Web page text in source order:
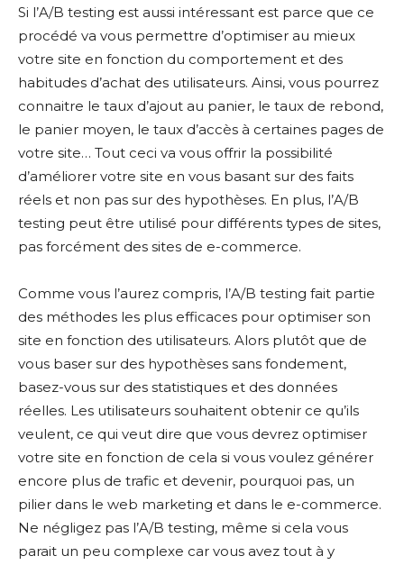
Si l’A/B testing est aussi intéressant est parce que ce
procédé va vous permettre d’optimiser au mieux
votre site en fonction du comportement et des
habitudes d’achat des utilisateurs. Ainsi, vous pourrez
connaitre le taux d’ajout au panier, le taux de rebond,
le panier moyen, le taux d’accès à certaines pages de
votre site… Tout ceci va vous offrir la possibilité
d’améliorer votre site en vous basant sur des faits
réels et non pas sur des hypothèses. En plus, l’A/B
testing peut être utilisé pour différents types de sites,
pas forcément des sites de e-commerce.
Comme vous l’aurez compris, l’A/B testing fait partie
des méthodes les plus efficaces pour optimiser son
site en fonction des utilisateurs. Alors plutôt que de
vous baser sur des hypothèses sans fondement,
basez-vous sur des statistiques et des données
réelles. Les utilisateurs souhaitent obtenir ce qu’ils
veulent, ce qui veut dire que vous devrez optimiser
votre site en fonction de cela si vous voulez générer
encore plus de trafic et devenir, pourquoi pas, un
pilier dans le web marketing et dans le e-commerce.
Ne négligez pas l’A/B testing, même si cela vous
parait un peu complexe car vous avez tout à y